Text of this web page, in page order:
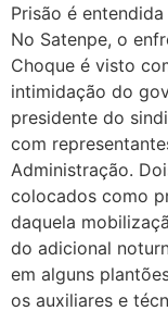
Prisão é
No Satenpe, o
Choque é visto
intimidação do
presidente do
com
Administração.
colocados como
daquela
do adicional
em alguns
os auxiliares e